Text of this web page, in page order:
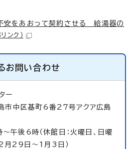
安をあおって契約させる 給湯器の
ンク）
お問い合わせ
ー
中区基町6番27号アクア広島
午後6時（休館日：火曜日、日曜
月29日～1月3日）